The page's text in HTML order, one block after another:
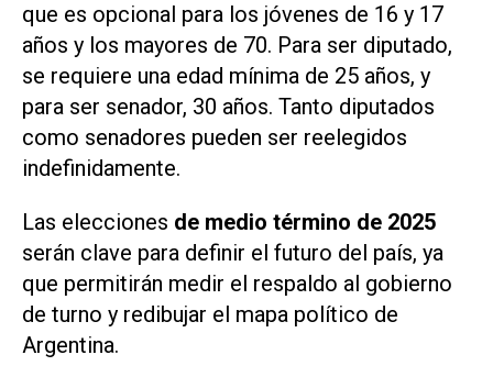
que es opcional para los jóvenes de 16 y 17
años y los mayores de 70. Para ser diputado,
se requiere una edad mínima de 25 años, y
para ser senador, 30 años. Tanto diputados
como senadores pueden ser reelegidos
indefinidamente.
Las elecciones de medio término de 2025
serán clave para definir el futuro del país, ya
que permitirán medir el respaldo al gobierno
de turno y redibujar el mapa político de
Argentina.